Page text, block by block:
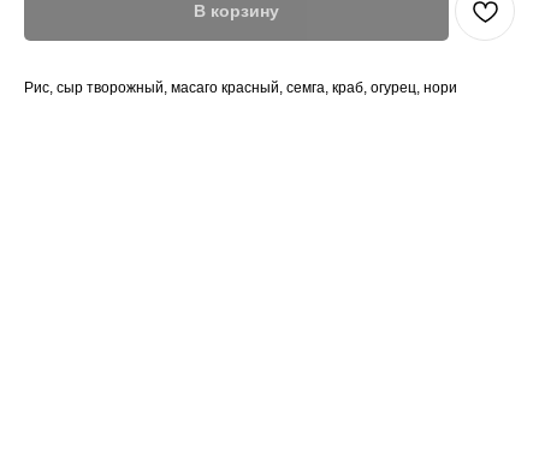
В корзину
Рис, сыр творожный, масаго красный, семга, краб, огурец, нори